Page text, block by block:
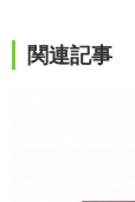
関連記事